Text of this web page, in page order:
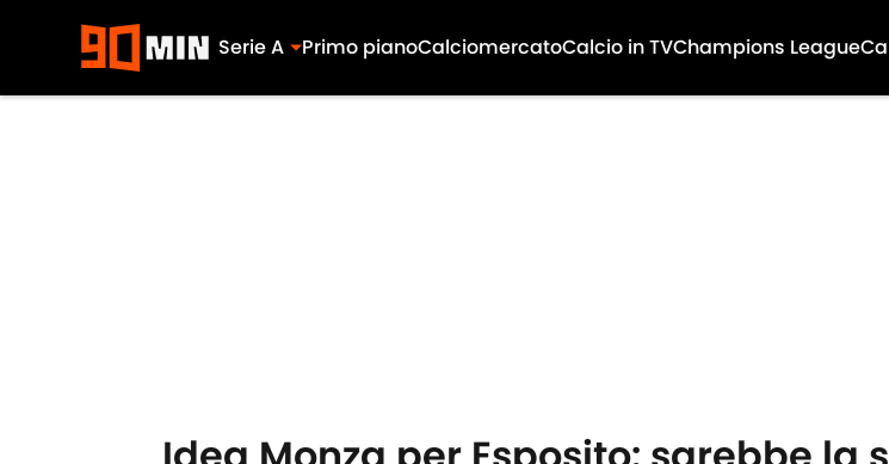
Serie A Primo pianoCalciomercatoCalcio in TVChampions League